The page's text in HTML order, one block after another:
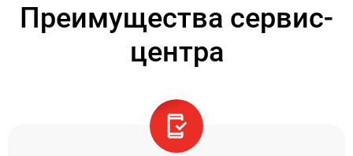
Преимущества сервис-
центра